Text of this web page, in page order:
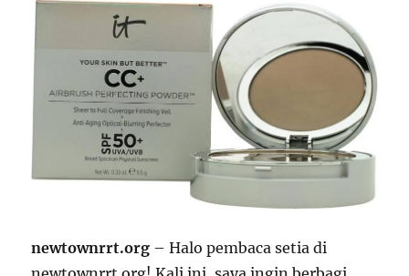
newtownrrt.org – Halo pembaca setia di